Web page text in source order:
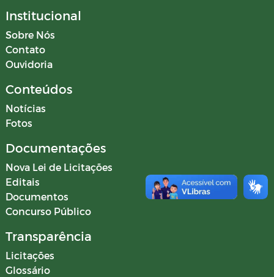
Institucional
Sobre Nós
Contato
Ouvidoria
Conteúdos
Notícias
Fotos
Documentações
Nova Lei de Licitações
Editais
Documentos
Concurso Público
Transparência
Licitações
Glossário